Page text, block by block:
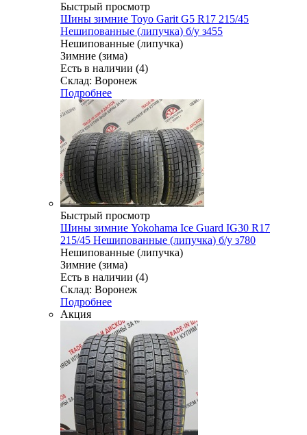
Быстрый просмотр
Шины зимние Toyo Garit G5 R17 215/45
Нешипованные (липучка) б/у з455
Нешипованные (липучка)
Зимние (зима)
Есть в наличии (4)
Склад: Воронеж
Подробнее
Быстрый просмотр
Шины зимние Yokohama Ice Guard IG30 R17
215/45 Нешипованные (липучка) б/у з780
Нешипованные (липучка)
Зимние (зима)
Есть в наличии (4)
Склад: Воронеж
Подробнее
Акция